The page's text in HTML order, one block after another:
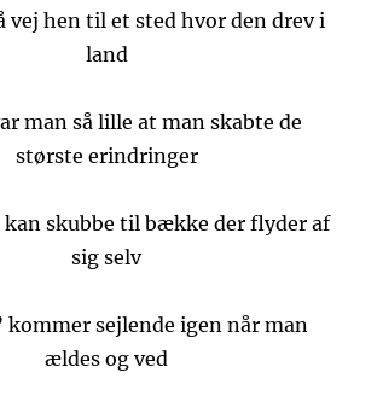
vej hen til et sted hvor den drev i
land
man så lille at man skabte de
største erindringer
skubbe til bække der flyder af
sig selv
kommer sejlende igen når man
ældes og ved